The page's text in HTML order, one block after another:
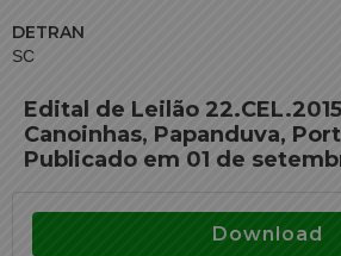
DETRAN
SC
Edital de Leilão
Canoinhas, Papanduva,
Publicado em 01 de
Download